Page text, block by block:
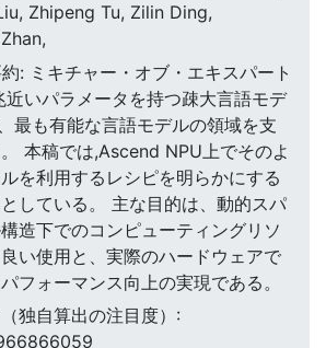
Zhipeng Tu, Zilin Ding,
: ミキチャー・オブ・エキスパート
近いパラメータを持つ疎大言語モデ
最も有能な言語モデルの領域を支
本稿では,Ascend NPU上でそのよ
を利用するレシピを明らかにする
している。 主な目的は、動的スパ
造下でのコンピューティングリソ
い使用と、実際のハードウェアで
フォーマンス向上の実現である。
独自算出の注目度）: